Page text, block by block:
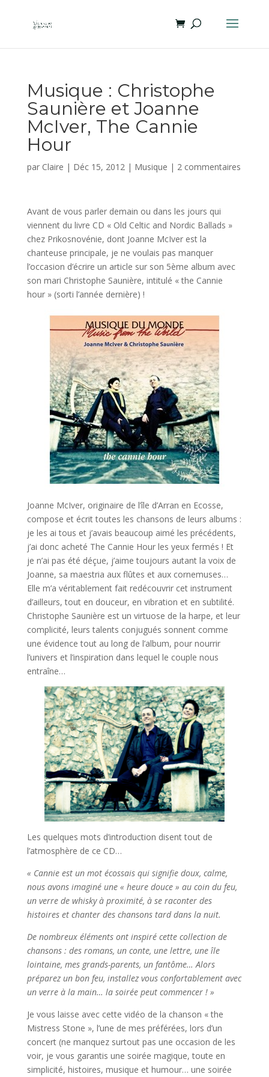
Musique : Christophe
Saunière et Joanne
McIver, The Cannie
Hour
par Claire | Déc 15, 2012| Musique | 2 commentaires
Avant de vous parler demain ou dans les jours qui
viennent du livre CD « Old Celtic and Nordic Ballads »
chez Prikosnovénie, dont Joanne McIver est la
chanteuse principale, je ne voulais pas manquer
l’occasion d’écrire un article sur son 5ème album avec
son mari Christophe Saunière, intitulé « the Cannie
hour » (sorti l’année dernière) !
Joanne McIver, originaire de l’île d’Arran en Ecosse,
compose et écrit toutes les chansons de leurs albums :
je les ai tous et j’avais beaucoup aimé les précédents,
j’ai donc acheté The Cannie Hour les yeux fermés ! Et
je n’ai pas été déçue, j’aime toujours autant la voix de
Joanne, sa maestria aux flûtes et aux cornemuses…
Elle m’a véritablement fait redécouvrir cet instrument
d’ailleurs, tout en douceur, en vibration et en subtilité.
Christophe Saunière est un virtuose de la harpe, et leur
complicité, leurs talents conjugués sonnent comme
une évidence tout au long de l’album, pour nourrir
l’univers et l’inspiration dans lequel le couple nous
entraîne…
Les quelques mots d’introduction disent tout de
l’atmosphère de ce CD…
« Cannie est un mot écossais qui signifie doux, calme,
nous avons imaginé une « heure douce » au coin du feu,
un verre de whisky à proximité, à se raconter des
histoires et chanter des chansons tard dans la nuit.
De nombreux éléments ont inspiré cette collection de
chansons : des romans, un conte, une lettre, une île
lointaine, mes grands-parents, un fantôme… Alors
préparez un bon feu, installez vous confortablement avec
un verre à la main… la soirée peut commencer ! »
Je vous laisse avec cette vidéo de la chanson « the
Mistress Stone », l’une de mes préférées, lors d’un
concert (ne manquez surtout pas une occasion de les
voir, je vous garantis une soirée magique, toute en
simplicité, histoires, musique et humour… une soirée